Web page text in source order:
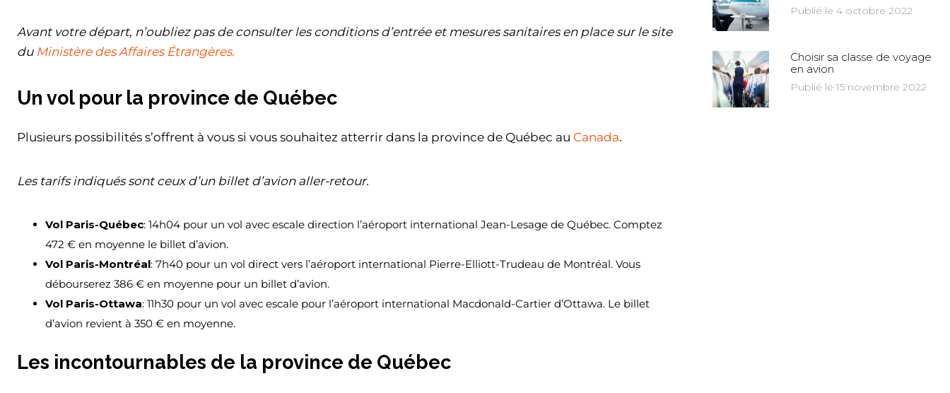
Avant votre départ, n’oubliez pas de consulter les conditions d’entrée et mesures sanitaires en place sur le site
du Ministère des Affaires Étrangères.
Un vol pour la province de Québec
Plusieurs possibilités s’offrent à vous si vous souhaitez atterrir dans la province de Québec au Canada.
Les tarifs indiqués sont ceux d’un billet d’avion aller-retour.
Vol Paris-Québec: 14h04 pour un vol avec escale direction l’aéroport international Jean-Lesage de Québec. Comptez
472 € en moyenne le billet d’avion.
Vol Paris-Montréal: 7h40 pour un vol direct vers l’aéroport international Pierre-Elliott-Trudeau de Montréal. Vous
débourserez 386 € en moyenne pour un billet d’avion.
Vol Paris-Ottawa: 11h30 pour un vol avec escale pour l’aéroport international Macdonald-Cartier d’Ottawa. Le billet
d’avion revient à 350 € en moyenne.
Les incontournables de la province de Québec
Publié le 4 octobre 2022
Choisir sa classe de voyage
en avion
Publié le 15 novembre 2022